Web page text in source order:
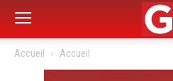
Accueil Accueil